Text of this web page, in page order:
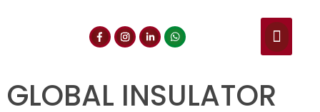
GLOBAL INSULATOR